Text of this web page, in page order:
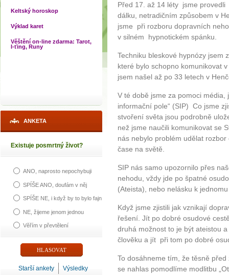
Keltský horoskop
Výklad karet
Věštění on-line zdarma: Tarot,
I-ťing, Runy
ANKETA
Existuje posmrtný život?
ANO, naprosto nepochybuji
SPÍŠE ANO, doufám v něj
SPÍŠE NE, i když by to bylo fajn
NE, žijeme jenom jednou
Věřím v převtělení
Starší ankety Výsledky
Před 17. až 14 léty jsme
dálku, netradičním způsobem v
jsme při rozboru dopravních
v silném hypnotickém spánku.
Techniku bleskové hypnózy jsem
které bylo schopno komunikovat
jsem našel až po 33 letech v
V té době jsme za pomoci
informační pole“ (SIP) Co jsme
stvoření světa jsou podrobně
než jsme naučili komunikovat se
nás nebylo problém udělat
čase na světě.
SIP nás samo upozornilo přes
nehodu, vždy jde po špatné
(Ateista), nebo nelásku k
Když jsme zjistili jak vznikají
řešení. Jít po dobré osudové
druhá možnost to je být ateistou
člověku a jít při tom po dobré
To dosáhneme tím, že těsně
se nahlas pomodlíme modlitbu